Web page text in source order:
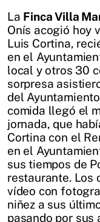
La Finca Villa
Onís acogió hoy
Luis Cortina,
en el
local y otros 30
sorpresa
del
comida llegó el
jornada, que
Cortina con el
en el
sus tiempos de
restaurante. Los
vídeo con
niñez a sus
pasando por sus